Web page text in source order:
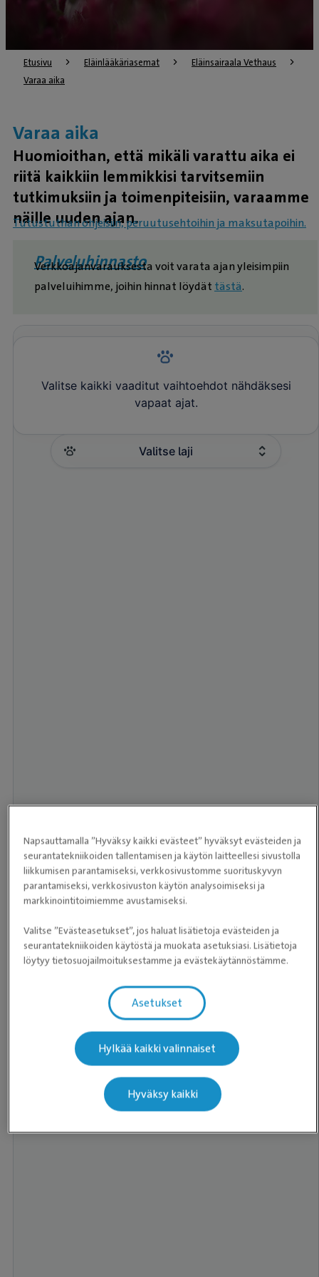
Etusivu Eläinlääkäriasemat
Eläinsairaala Vethaus
Varaa aika
Varaa aika
Huomioithan, että mikäli varattu aika ei
riitä kaikkiin lemmikkisi tarvitsemiin
tutkimuksiin ja toimenpiteisiin, varaamme
näille uuden ajan.
Tutustuthan ohjeisiin, peruutusehtoihin ja maksutapoihin.
Palveluhinnasto
Verkkoajanvarauksesta voit varata ajan yleisimpiin
palveluihimme, joihin hinnat löydät tästä.
Napsauttamalla ”Hyväksy kaikki evästeet” hyväksyt evästeiden ja
seurantatekniikoiden tallentamisen ja käytön laitteellesi sivustolla
liikkumisen parantamiseksi, verkkosivustomme suorituskyvyn
parantamiseksi, verkkosivuston käytön analysoimiseksi ja
markkinointitoimiemme avustamiseksi.
Valitse ”Evästeasetukset”, jos haluat lisätietoja evästeiden ja
seurantatekniikoiden käytöstä ja muokata asetuksiasi. Lisätietoja
löytyy tietosuojailmoituksestamme ja evästekäytännöstämme.
Asetukset
Hylkää kaikki valinnaiset
Hyväksy kaikki